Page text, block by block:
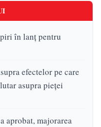
în lanț pentru
efectelor pe care
asupra pieței
aprobat, majorarea